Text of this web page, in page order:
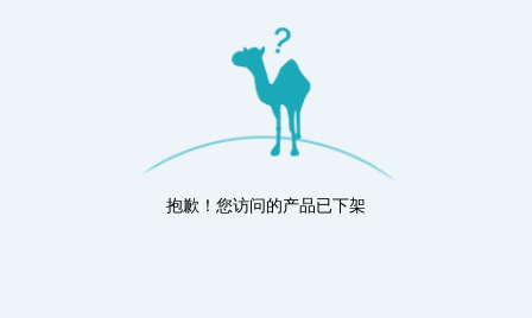
抱歉！您访问的产品已下架